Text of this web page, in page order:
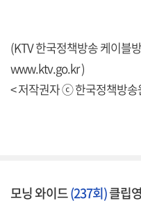
(KTV 한국정책방송 케이블
www.ktv.go.kr )
< 저작권자 ⓒ 한국정책방송
모닝 와이드(237회)클립